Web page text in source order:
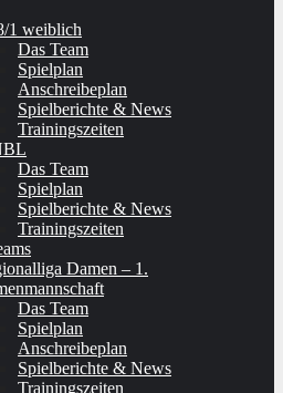
1 weiblich
Das Team
Spielplan
Anschreibeplan
Spielberichte & News
Trainingszeiten
Das Team
Spielplan
Spielberichte & News
Trainingszeiten
Damen – 1.
Das Team
Spielplan
Anschreibeplan
Spielberichte & News
Trainingszeiten